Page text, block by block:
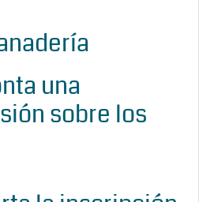
una
sobre los